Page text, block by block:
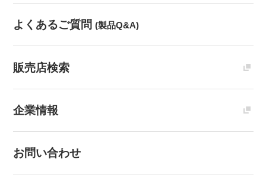
よくあるご質問 (製品Q&A)
販売店検索
企業情報
お問い合わせ